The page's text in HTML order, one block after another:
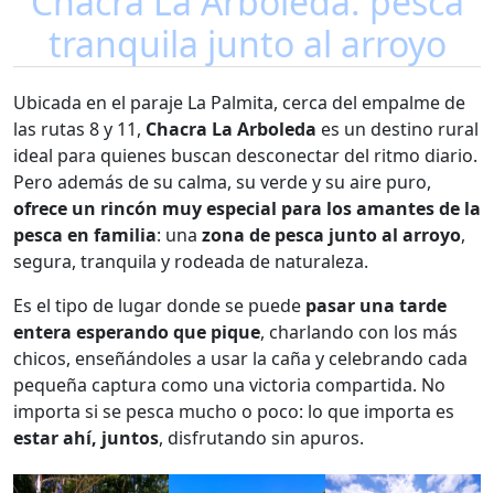
tranquila junto al arroyo
Ubicada en el paraje La Palmita, cerca del empalme de
las rutas 8 y 11, Chacra La Arboleda es un destino rural
ideal para quienes buscan desconectar del ritmo diario.
Pero además de su calma, su verde y su aire puro,
ofrece un rincón muy especial para los amantes de la
pesca en familia: una zona de pesca junto al arroyo,
segura, tranquila y rodeada de naturaleza.
Es el tipo de lugar donde se puede pasar una tarde
entera esperando que pique, charlando con los más
chicos, enseñándoles a usar la caña y celebrando cada
pequeña captura como una victoria compartida. No
importa si se pesca mucho o poco: lo que importa es
estar ahí, juntos, disfrutando sin apuros.